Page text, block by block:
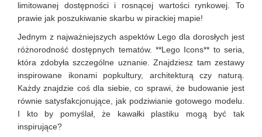
limitowanej dostępności i rosnącej wartości rynkowej. To
prawie jak poszukiwanie skarbu w pirackiej mapie!
Jednym z najważniejszych aspektów Lego dla dorosłych jest
różnorodność dostępnych tematów. **Lego Icons** to seria,
która zdobyła szczególne uznanie. Znajdziesz tam zestawy
inspirowane ikonami popkultury, architekturą czy naturą.
Każdy znajdzie coś dla siebie, co sprawi, że budowanie jest
równie satysfakcjonujące, jak podziwianie gotowego modelu.
I kto by pomyślał, że kawałki plastiku mogą być tak
inspirujące?